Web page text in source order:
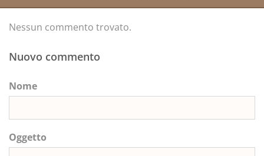
Nessun commento trovato.
Nuovo commento
Nome
Oggetto